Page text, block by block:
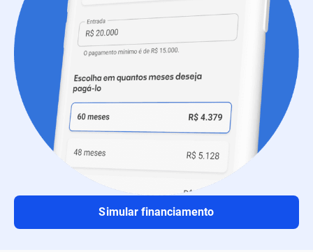
Simular financiamento